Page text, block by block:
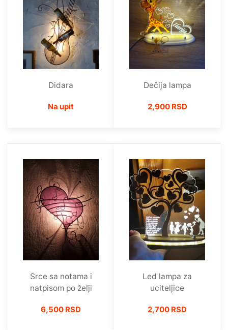
Didara
Na upit
Dečija lampa
2,900 RSD
Srce sa notama i
natpisom po želji
6,500 RSD
Led lampa za
uciteljice
2,700 RSD